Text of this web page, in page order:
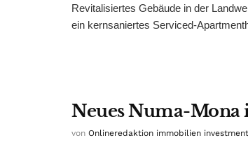
Revitalisiertes Gebäude in der
ein kernsaniertes Serviced-
Neues Numa-Mona
von Onlineredaktion immobilien investment